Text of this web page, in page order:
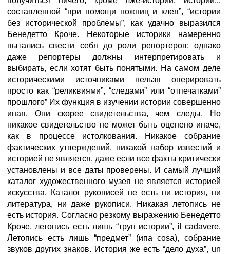
составленной “при помощи ножниц и клея”, “истории
без исторической проблемы”, как удачно выразился
Бенедетто Кроче. Некоторые историки намеренно
пытались свести себя до роли репортеров; однако
даже репортеры должны интерпретировать и
выбирать, если хотят быть понятыми. На самом деле
историческими источниками нельзя оперировать
просто как “реликвиями”, “следами” или “отпечатками”
прошлого” Их функция в изучении истории совершенно
иная. Они скорее свидетельства, чем следы. Но
никакое свидетельство не может быть оценено иначе,
как в процессе истолкования. Никакое собрание
фактических утверждений, никакой набор известий и
историей не является, даже если все факты критически
установлены и все даты проверены. И самый лучший
каталог художественного музея не является историей
искусства. Каталог рукописей не есть ни история, ни
литература, ни даже рукописи. Никакая летопись не
есть история. Согласно резкому выражению Бенедетто
Кроче, летопись есть лишь “труп истории”, il cadavere.
Летопись есть лишь “предмет” (ипа cosa), собрание
звуков других знаков. История же есть “дело духа”, un